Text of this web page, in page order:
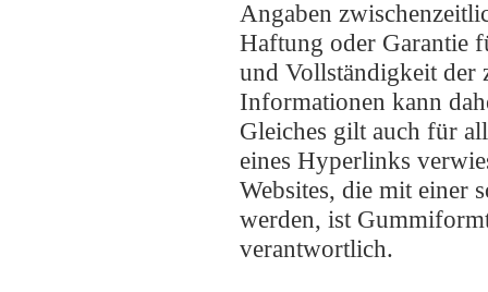
Angaben
Haftung oder Garantie
und Vollständigkeit der
Informationen kann
Gleiches gilt auch für
eines Hyperlinks
Websites, die mit einer
werden, ist
verantwortlich.